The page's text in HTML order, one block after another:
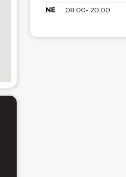
NE
08:00- 20:00